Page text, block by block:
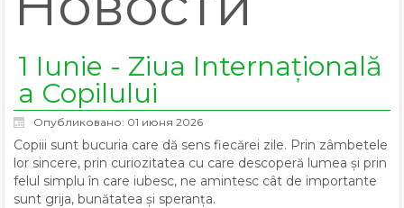
1 Iunie - Ziua Internațională
a Copilului
Опубликовано: 01 июня 2026
Copiii sunt bucuria care dă sens fiecărei zile. Prin zâmbetele
lor sincere, prin curiozitatea cu care descoperă lumea și prin
felul simplu în care iubesc, ne amintesc cât de importante
sunt grija, bunătatea și speranța.